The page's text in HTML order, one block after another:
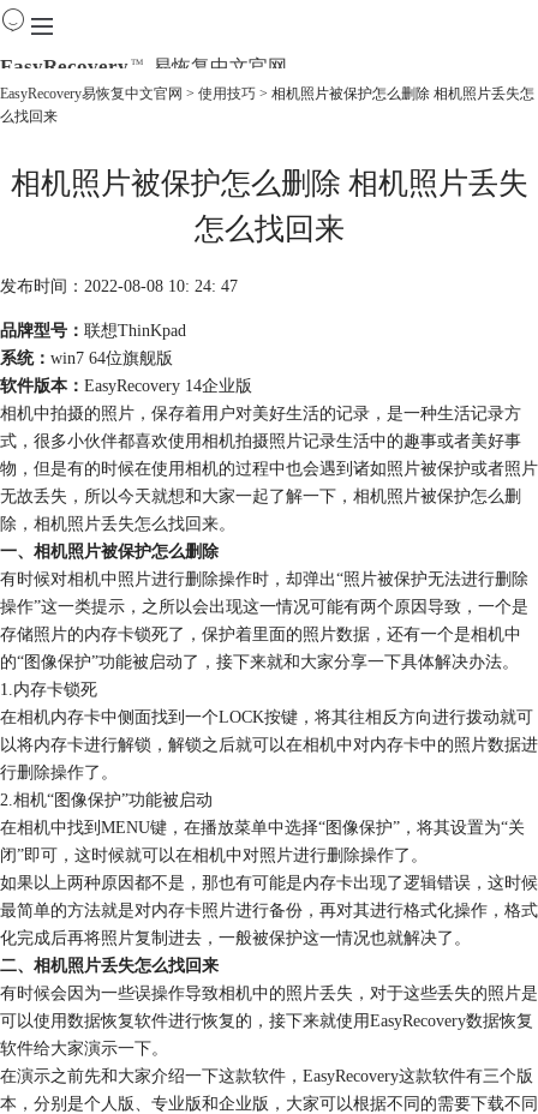
EasyRecovery TM 易恢复中文官网
下载
EasyRecovery易恢复中文官网 > 使用技巧 > 相机照片被保护怎么删除 相机照片丢失怎
么找回来
相机照片被保护怎么删除 相机照片丢失
怎么找回来
发布时间：2022-08-08 10: 24: 47
品牌型号： 联想ThinKpad
系统： win7 64位旗舰版
软件版本： EasyRecovery 14企业版
相机中拍摄的照片，保存着用户对美好生活的记录，是一种生活记录方
式，很多小伙伴都喜欢使用相机拍摄照片记录生活中的趣事或者美好事
物，但是有的时候在使用相机的过程中也会遇到诸如照片被保护或者照片
无故丢失，所以今天就想和大家一起了解一下，相机照片被保护怎么删
除，相机照片丢失怎么找回来。
一、相机照片被保护怎么删除
有时候对相机中照片进行删除操作时，却弹出“照片被保护无法进行删除
操作”这一类提示，之所以会出现这一情况可能有两个原因导致，一个是
存储照片的内存卡锁死了，保护着里面的照片数据，还有一个是相机中
的“图像保护”功能被启动了，接下来就和大家分享一下具体解决办法。
1.内存卡锁死
在相机内存卡中侧面找到一个LOCK按键，将其往相反方向进行拨动就可
以将内存卡进行解锁，解锁之后就可以在相机中对内存卡中的照片数据进
行删除操作了。
2.相机“图像保护”功能被启动
在相机中找到MENU键，在播放菜单中选择“图像保护”，将其设置为“关
闭”即可，这时候就可以在相机中对照片进行删除操作了。
如果以上两种原因都不是，那也有可能是内存卡出现了逻辑错误，这时候
最简单的方法就是对内存卡照片进行备份，再对其进行格式化操作，格式
化完成后再将照片复制进去，一般被保护这一情况也就解决了。
二、相机照片丢失怎么找回来
有时候会因为一些误操作导致相机中的照片丢失，对于这些丢失的照片是
可以使用数据恢复软件进行恢复的，接下来就使用EasyRecovery数据恢复
软件给大家演示一下。
在演示之前先和大家介绍一下这款软件，EasyRecovery这款软件有三个版
本，分别是个人版、专业版和企业版，大家可以根据不同的需要下载不同